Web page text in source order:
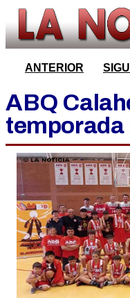
ANTERIOR
ABQ
temporada